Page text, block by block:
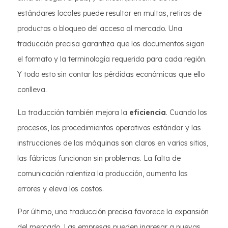
estándares locales puede resultar en multas, retiros de
productos o bloqueo del acceso al mercado. Una
traducción precisa garantiza que los documentos sigan
el formato y la terminología requerida para cada región.
Y todo esto sin contar las pérdidas económicas que ello
conlleva.
La traducción también mejora la eficiencia. Cuando los
procesos, los procedimientos operativos estándar y las
instrucciones de las máquinas son claros en varios sitios,
las fábricas funcionan sin problemas. La falta de
comunicación ralentiza la producción, aumenta los
errores y eleva los costos.
Por último, una traducción precisa favorece la expansión